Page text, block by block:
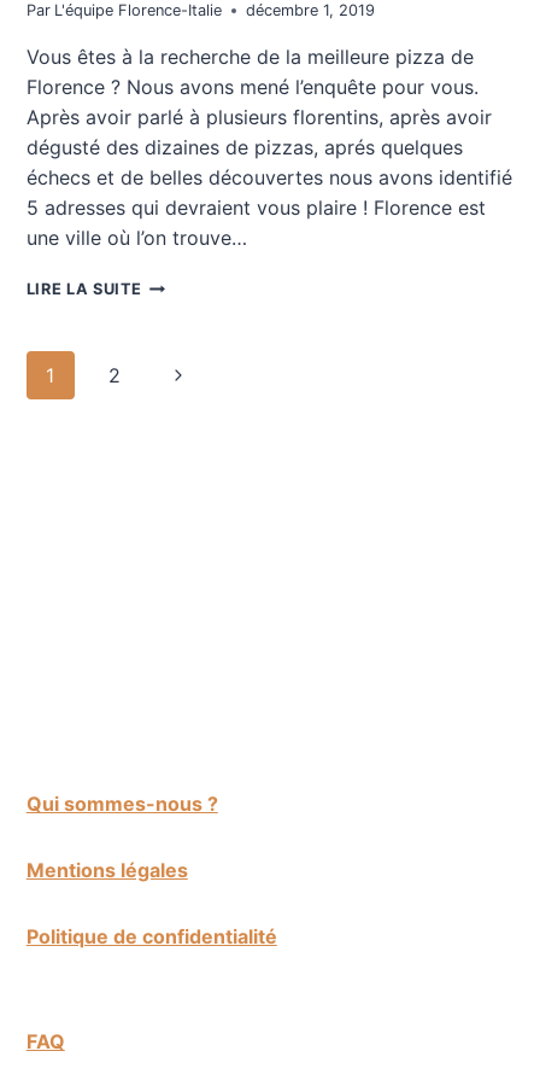
Par L'équipe Florence-Italie décembre 1, 2019
Vous êtes à la recherche de la meilleure pizza de
Florence ? Nous avons mené l’enquête pour vous.
Après avoir parlé à plusieurs florentins, après avoir
dégusté des dizaines de pizzas, aprés quelques
échecs et de belles découvertes nous avons identifié
5 adresses qui devraient vous plaire ! Florence est
une ville où l’on trouve…
LIRE LA SUITE MEILLEURE
Navigation
1 2
Page
Qui sommes-nous ?
Mentions légales
Politique de confidentialité
FAQ